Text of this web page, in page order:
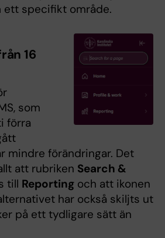
ett specifikt område.
16
som
förra
mindre förändringar. Det
att rubriken Search &
till Reporting och att ikonen
har också skiljts ut
på ett tydligare sätt än